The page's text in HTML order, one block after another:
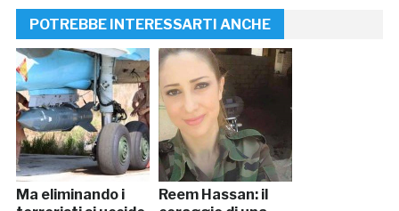
POTREBBE INTERESSARTI ANCHE
Ma eliminando i
Reem Hassan: il